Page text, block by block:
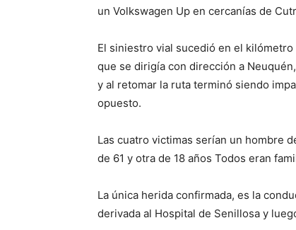
un Volkswagen Up en cercanías de
El siniestro vial sucedió en el
que se dirigía con dirección a
y al retomar la ruta terminó siendo
opuesto.
Las cuatro victimas serían un hombre
de 61 y otra de 18 años Todos eran
La única herida confirmada, es la
derivada al Hospital de Senillosa y